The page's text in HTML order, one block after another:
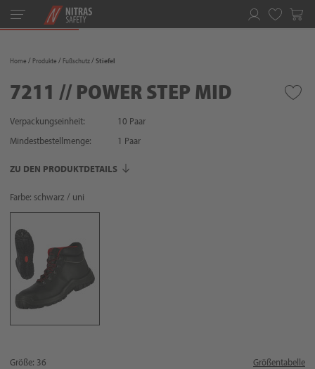
Toggle
navigation
Home Produkte Fußschutz Stiefel
7211 // POWER STEP MID
Verpackungseinheit:
10 Paar
Mindestbestellmenge:
1 Paar
ZU DEN PRODUKTDETAILS
Farbe: schwarz / uni
Größe: 36 Größentabelle